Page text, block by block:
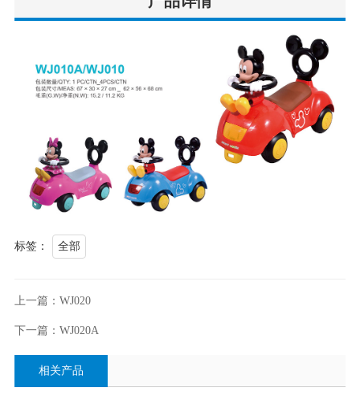
标签： 全部
上一篇：WJ020
下一篇：WJ020A
相关产品